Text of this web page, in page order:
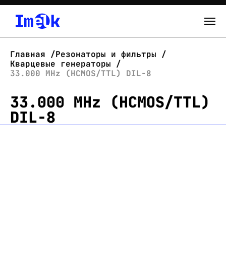
О нас
Новости
Склад
Главная
Резонаторы и фильтры
Кварцевые генераторы
33.000 MHz (HCMOS/TTL) DIL-8
33.000 MHz (HCMOS/TTL)
DIL-8